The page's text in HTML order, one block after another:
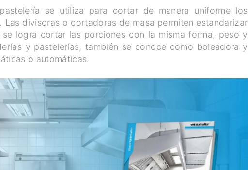
se utiliza para cortar de manera uniforme los
divisoras o cortadoras de masa permiten estandarizar
logra cortar las porciones con la misma forma, peso y
y pastelerías, también se conoce como boleadora y
o automáticas.